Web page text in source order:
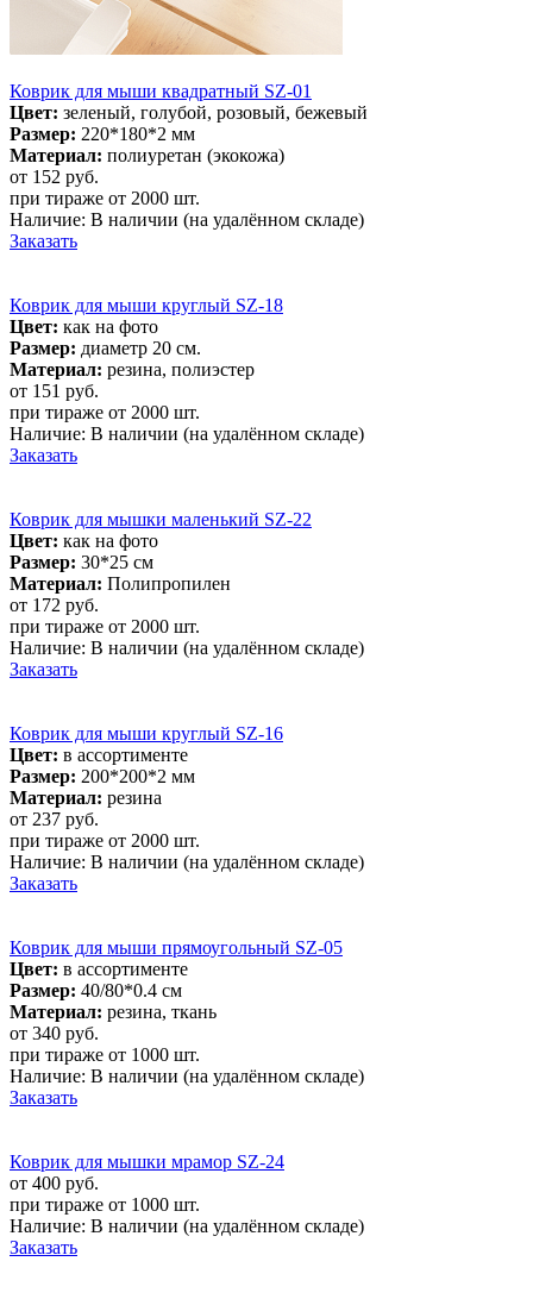
Коврик для мыши квадратный SZ-01
Цвет: зеленый, голубой, розовый, бежевый
Размер: 220*180*2 мм
Материал: полиуретан (экокожа)
от 152 руб.
при тираже от 2000 шт.
Наличие: В наличии (на удалённом складе)
Заказать
Коврик для мыши круглый SZ-18
Цвет: как на фото
Размер: диаметр 20 см.
Материал: резина, полиэстер
от 151 руб.
при тираже от 2000 шт.
Наличие: В наличии (на удалённом складе)
Заказать
Коврик для мышки маленький SZ-22
Цвет: как на фото
Размер: 30*25 см
Материал: Полипропилен
от 172 руб.
при тираже от 2000 шт.
Наличие: В наличии (на удалённом складе)
Заказать
Коврик для мыши круглый SZ-16
Цвет: в ассортименте
Размер: 200*200*2 мм
Материал: резина
от 237 руб.
при тираже от 2000 шт.
Наличие: В наличии (на удалённом складе)
Заказать
Коврик для мыши прямоугольный SZ-05
Цвет: в ассортименте
Размер: 40/80*0.4 см
Материал: резина, ткань
от 340 руб.
при тираже от 1000 шт.
Наличие: В наличии (на удалённом складе)
Заказать
Коврик для мышки мрамор SZ-24
от 400 руб.
при тираже от 1000 шт.
Наличие: В наличии (на удалённом складе)
Заказать